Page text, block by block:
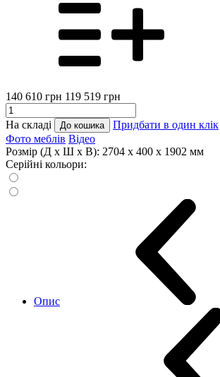
140 610 грн 119 519 грн
На складі До кошика
Придбати в один клік
Фото меблів Відео
Розмір (Д x Ш x В): 2704 x 400 x 1902 мм
Серійні кольори:
Опис